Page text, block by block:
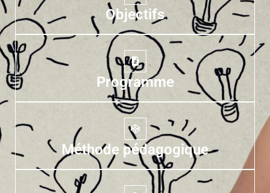
Objectifs
Programme
Méthode pédagogique